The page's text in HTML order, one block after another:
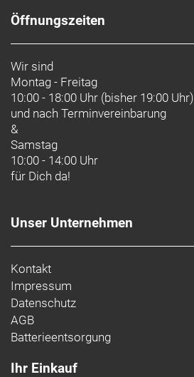
Öffnungszeiten
Wir sind
Montag - Freitag
10:00 - 18:00 Uhr (bisher 19:00 Uhr)
und nach Terminvereinbarung
&
Samstag
10:00 - 14:00 Uhr
für Dich da!
Unser Unternehmen
Kontakt
Impressum
Datenschutz
AGB
Batterieentsorgung
Ihr Einkauf